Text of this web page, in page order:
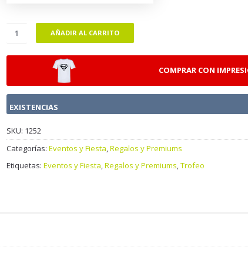
AÑADIR AL CARRITO
COMPRAR CON
EXISTENCIAS
SKU: 1252
Categorías:Eventos y Fiesta,Regalos y Premiums
Etiquetas:Eventos y Fiesta,Regalos y Premiums,Trofeo